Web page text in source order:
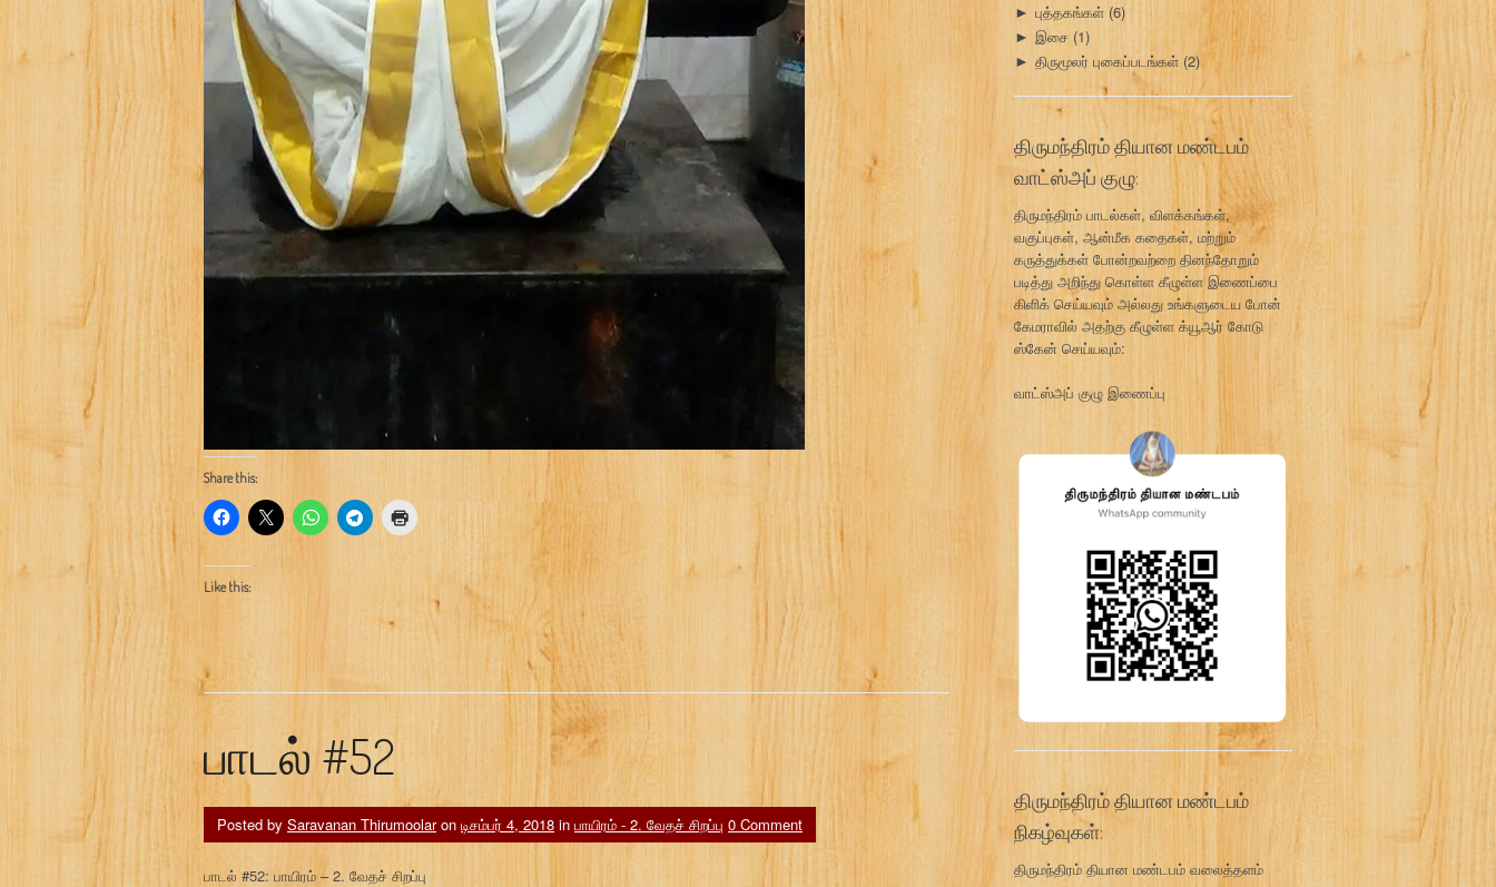
Share this:
Like this:
பாடல் #52
Posted by Saravanan Thirumoolaron டிசம்பர் 4, 2018 in பாயிரம் - 2. வேதச் சிறப்பு 0 Comment
பாடல் #52: பாயிரம் – 2. வேதச் சிறப்பு
► புத்தகங்கள் (6)
► இசை (1)
► திருமூலர் புகைப்படங்கள் (2)
திருமந்திரம் தியான மண்டபம்
வாட்ஸ்அப் குழு:
திருமந்திரம் பாடல்கள், விளக்கங்கள்,
வகுப்புகள், ஆன்மீக கதைகள், மற்றும்
கருத்துக்கள் போன்றவற்றை தினந்தோறும்
படித்து அறிந்து கொள்ள கீழுள்ள இணைப்பை
கிளிக் செய்யவும் அல்லது உங்களுடைய போன்
கேமராவில் அதற்கு கீழுள்ள க்யூஆர் கோடு
ஸ்கேன் செய்யவும்:
வாட்ஸ்அப் குழு இணைப்பு
திருமந்திரம் தியான மண்டபம்
நிகழ்வுகள்:
திருமந்திரம் தியான மண்டபம் வலைத்தளம்